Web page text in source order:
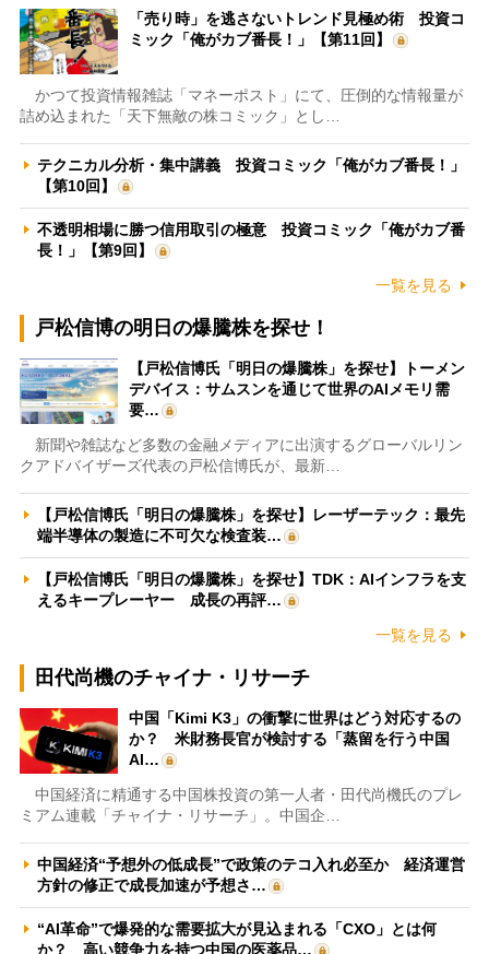
「売り時」を逃さないトレンド見極め術 投資コ
ミック「俺がカブ番長！」【第11回】
かつて投資情報雑誌「マネーポスト」にて、圧倒的な情報量が
詰め込まれた「天下無敵の株コミック」とし…
テクニカル分析・集中講義 投資コミック「俺がカブ番長！」
【第10回】
不透明相場に勝つ信用取引の極意 投資コミック「俺がカブ番
長！」【第9回】
一覧を見る
戸松信博の明日の爆騰株を探せ！
【戸松信博氏「明日の爆騰株」を探せ】トーメン
デバイス：サムスンを通じて世界のAIメモリ需
要…
新聞や雑誌など多数の金融メディアに出演するグローバルリン
クアドバイザーズ代表の戸松信博氏が、最新…
【戸松信博氏「明日の爆騰株」を探せ】レーザーテック：最先
端半導体の製造に不可欠な検査装…
【戸松信博氏「明日の爆騰株」を探せ】TDK：AIインフラを支
えるキープレーヤー 成長の再評…
一覧を見る
田代尚機のチャイナ・リサーチ
中国「Kimi K3」の衝撃に世界はどう対応するの
か？ 米財務長官が検討する「蒸留を行う中国
AI…
中国経済に精通する中国株投資の第一人者・田代尚機氏のプレ
ミアム連載「チャイナ・リサーチ」。中国企…
中国経済“予想外の低成長”で政策のテコ入れ必至か 経済運営
方針の修正で成長加速が予想さ…
“AI革命”で爆発的な需要拡大が見込まれる「CXO」とは何
か？ 高い競争力を持つ中国の医薬品…